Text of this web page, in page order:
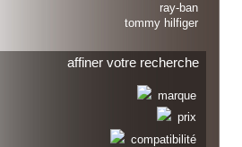
ray-ban
tommy hilfiger
affiner votre recherche
marque
prix
compatibilité